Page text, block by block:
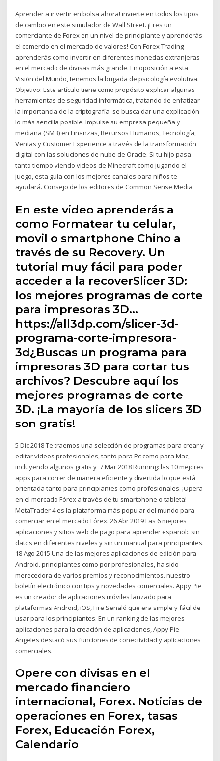
Aprender a invertir en bolsa ahora! invierte en todos los tipos
de cambio en este simulador de Wall Street. ¡Eres un
comerciante de Forex en un nivel de principiante y aprenderás
el comercio en el mercado de valores! Con Forex Trading
aprenderás como invertir en diferentes monedas extranjeras
en el mercado de divisas más grande. En oposición a esta
Visión del Mundo, tenemos la brigada de psicología evolutiva.
Objetivo: Este artículo tiene como propósito explicar algunas
herramientas de seguridad informática, tratando de enfatizar
la importancia de la criptografía; se busca dar una explicación
lo más sencilla posible. Impulse su empresa pequeña y
mediana (SMB) en Finanzas, Recursos Humanos, Tecnología,
Ventas y Customer Experience a través de la transformación
digital con las soluciones de nube de Oracle. Si tu hijo pasa
tanto tiempo viendo videos de Minecraft como jugando el
juego, esta guía con los mejores canales para niños te
ayudará. Consejo de los editores de Common Sense Media.
En este video aprenderás a
como Formatear tu celular,
movil o smartphone Chino a
través de su Recovery. Un
tutorial muy fácil para poder
acceder a la recoverSlicer 3D:
los mejores programas de corte
para impresoras 3D…
https://all3dp.com/slicer-3d-
programa-corte-impresora-
3d¿Buscas un programa para
impresoras 3D para cortar tus
archivos? Descubre aquí los
mejores programas de corte
3D. ¡La mayoría de los slicers 3D
son gratis!
5 Dic 2018 Te traemos una selección de programas para crear y
editar vídeos profesionales, tanto para Pc como para Mac,
incluyendo algunos gratis y 7 Mar 2018 Running: las 10 mejores
apps para correr de manera eficiente y divertida lo que está
orientada tanto para principiantes como profesionales. ¡Opera
en el mercado Fórex a través de tu smartphone o tableta!
MetaTrader 4 es la plataforma más popular del mundo para
comerciar en el mercado Fórex. 26 Abr 2019 Las 6 mejores
aplicaciones y sitios web de pago para aprender español:. sin
datos en diferentes niveles y sin un manual para principiantes.
18 Ago 2015 Una de las mejores aplicaciones de edición para
Android. principiantes como por profesionales, ha sido
merecedora de varios premios y reconocimientos. nuestro
boletín electrónico con tips y novedades comerciales. Appy Pie
es un creador de aplicaciones móviles lanzado para
plataformas Android, iOS, Fire Señaló que era simple y fácil de
usar para los principiantes. En un ranking de las mejores
aplicaciones para la creación de aplicaciones, Appy Pie
Angeles destacó sus funciones de conectividad y aplicaciones
comerciales.
Opere con divisas en el
mercado financiero
internacional, Forex. Noticias de
operaciones en Forex, tasas
Forex, Educación Forex,
Calendario